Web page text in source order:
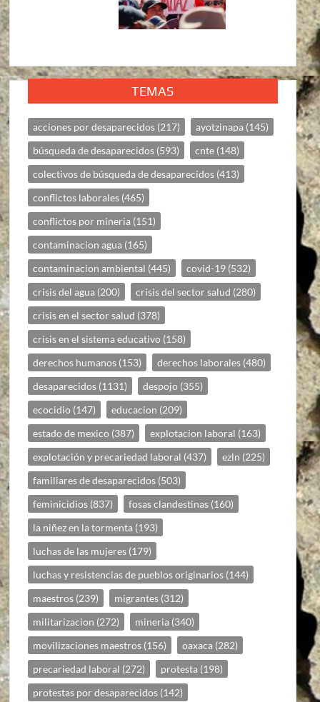
TEMAS
acciones por desaparecidos (217) ayotzinapa (145)
búsqueda de desaparecidos (593) cnte (148)
colectivos de búsqueda de desaparecidos (413)
conflictos laborales (465)
conflictos por mineria (151)
contaminacion agua (165)
contaminacion ambiental (445) covid-19 (532)
crisis del agua (200) crisis del sector salud (280)
crisis en el sector salud (378)
crisis en el sistema educativo (158)
derechos humanos (153) derechos laborales (480)
desaparecidos (1131) despojo (355)
ecocidio (147) educacion (209)
estado de mexico (387) explotacion laboral (163)
explotación y precariedad laboral (437) ezln (225)
familiares de desaparecidos (503)
feminicidios (837) fosas clandestinas (160)
la niñez en la tormenta (193)
luchas de las mujeres (179)
luchas y resistencias de pueblos originarios (144)
maestros (239) migrantes (312)
militarizacion (272) mineria (340)
movilizaciones maestros (156) oaxaca (282)
precariedad laboral (272) protesta (198)
protestas por desaparecidos (142)